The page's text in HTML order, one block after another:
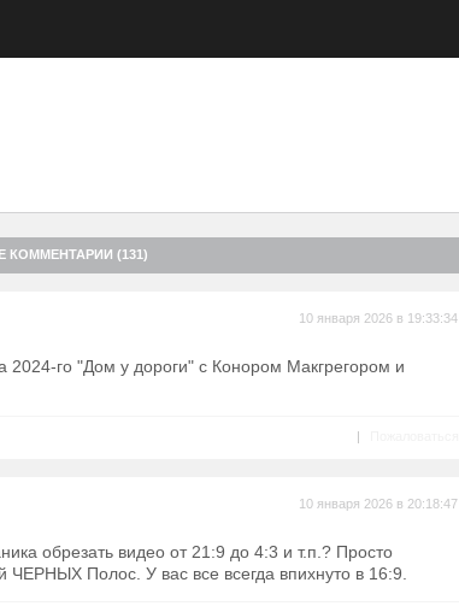
КОММЕНТАРИИ (131)
10 января 2026 в 19:33:34
2024-го "Дом у дороги" с Конором Макгрегором и
|
10 января 2026 в 20:18:47
обрезать видео от 21:9 до 4:3 и т.п.? Просто
ЧЕРНЫХ Полос. У вас все всегда впихнуто в 16:9.